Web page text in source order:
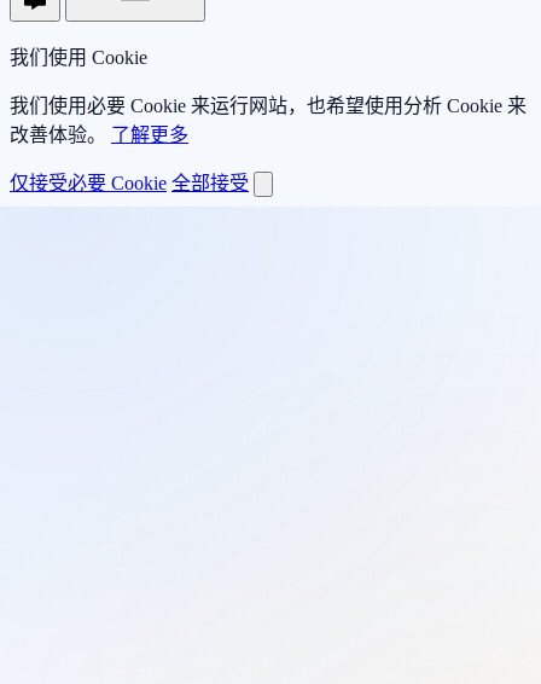
我们使用 Cookie
我们使用必要 Cookie 来运行网站，也希望使用分析 Cookie 来
改善体验。 了解更多
仅接受必要 Cookie 全部接受